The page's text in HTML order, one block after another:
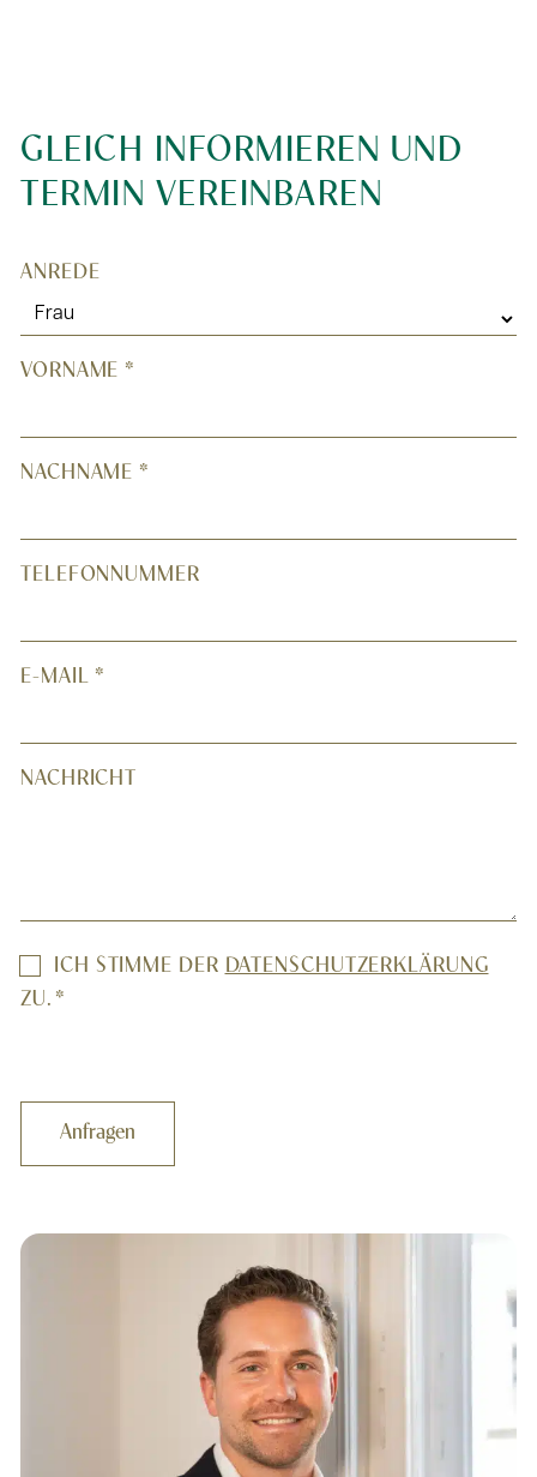
GLEICH INFORMIEREN UND
TERMIN VEREINBAREN
"* " indicates required fields
ANREDE
VORNAME *
NACHNAME *
TELEFONNUMMER
E-MAIL *
NACHRICHT
EINWILLIGUNG
*
ICH STIMME DER DATENSCHUTZERKLÄRUNG
ZU. *